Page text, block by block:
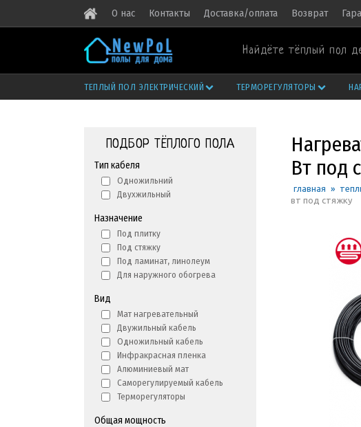
О нас Контакты Доставка/оплата Возврат
Найдёте тёплый пол
ТЕПЛЫЙ ПОЛ ЭЛЕКТРИЧЕСКИЙ ТЕРМОРЕГУЛЯТОРЫ
ПОДБОР ТЁПЛОГО ПОЛА
Тип кабеля
Одножильний
Двухжильный
Назначение
Под плитку
Под стяжку
Под ламинат, линолеум
Для наружного обогрева
Вид
Мат нагревательный
Двужильный кабель
Одножильный кабель
Инфракрасная пленка
Алюминиевый мат
Саморегулируемый кабель
Терморегуляторы
Общая мощность
Вт под
главная »
вт под стяжку